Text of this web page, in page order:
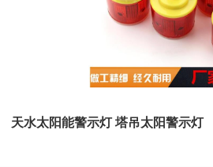
天水太阳能警示灯 塔吊太阳警示灯